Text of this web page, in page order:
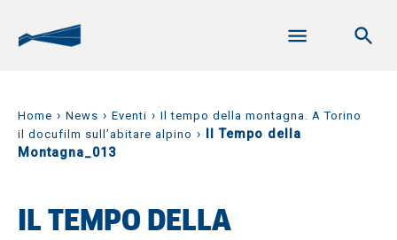
Home › News › Eventi › Il tempo della montagna. A Torino
il docufilm sull’abitare alpino ›
Il Tempo della
Montagna_013
IL TEMPO DELLA